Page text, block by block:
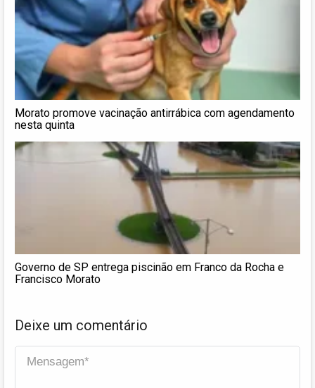
Morato promove vacinação antirrábica com agendamento
nesta quinta
Governo de SP entrega piscinão em Franco da Rocha e
Francisco Morato
Deixe um comentário